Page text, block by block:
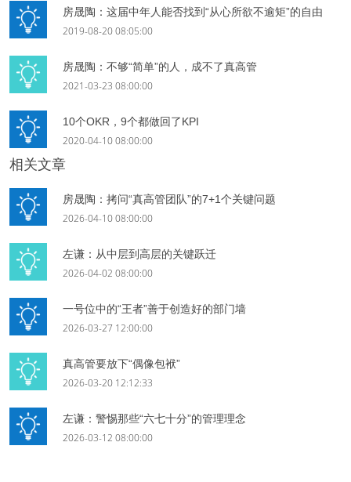
房晟陶：这届中年人能否找到“从心所欲不逾矩”的自由
2019-08-20 08:05:00
房晟陶：不够“简单”的人，成不了真高管
2021-03-23 08:00:00
10个OKR，9个都做回了KPI
2020-04-10 08:00:00
相关文章
房晟陶：拷问“真高管团队”的7+1个关键问题
2026-04-10 08:00:00
左谦：从中层到高层的关键跃迁
2026-04-02 08:00:00
一号位中的“王者”善于创造好的部门墙
2026-03-27 12:00:00
真高管要放下“偶像包袱”
2026-03-20 12:12:33
左谦：警惕那些“六七十分”的管理理念
2026-03-12 08:00:00